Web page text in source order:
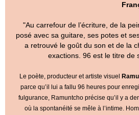
"Au carrefour de l’écriture, de la
posé avec sa guitare, ses potes et
a retrouvé le goût du son et de la
exactions. 96 est le titre de
Le poète, producteur et artiste visuel
parce qu’il lui a fallu 96 heures pour
fulgurance, Ramuntcho précise qu’il y a
où la spontanéité se mêle à l’intime.